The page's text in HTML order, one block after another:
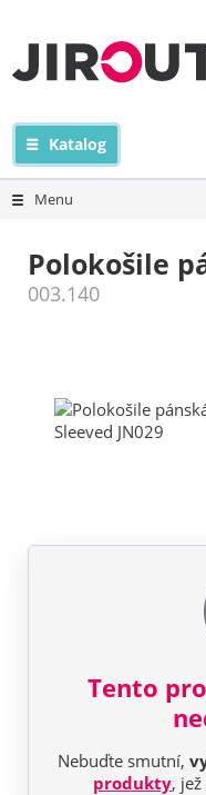
Katalog
Menu
Polokošile
003.140
Tento
Nebuďte smutní,
produkty,